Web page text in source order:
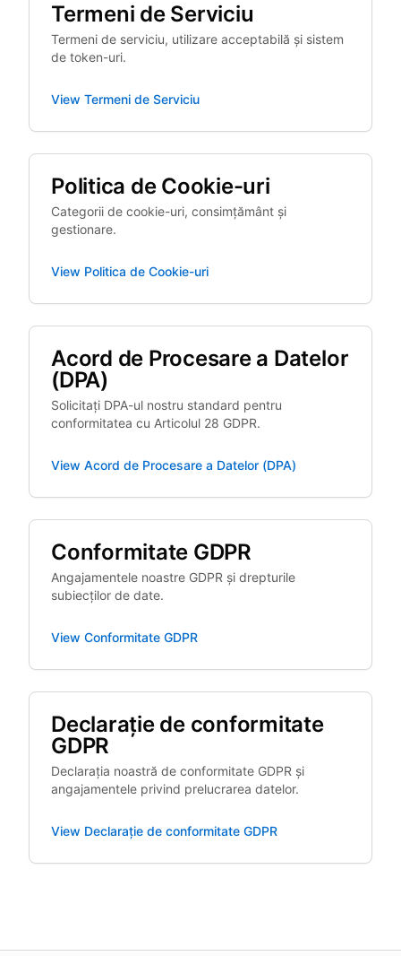
Termeni de Serviciu
Termeni de serviciu, utilizare acceptabilă și sistem
de token-uri.
View Termeni de Serviciu
Politica de Cookie-uri
Categorii de cookie-uri, consimțământ și
gestionare.
View Politica de Cookie-uri
Acord de Procesare a Datelor
(DPA)
Solicitați DPA-ul nostru standard pentru
conformitatea cu Articolul 28 GDPR.
View Acord de Procesare a Datelor (DPA)
Conformitate GDPR
Angajamentele noastre GDPR și drepturile
subiecților de date.
View Conformitate GDPR
Declarație de conformitate
GDPR
Declarația noastră de conformitate GDPR și
angajamentele privind prelucrarea datelor.
View Declarație de conformitate GDPR